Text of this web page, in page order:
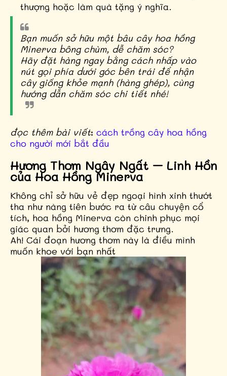
thượng hoặc làm quà tặng ý nghĩa.
Bạn muốn sở hữu một bâu cây hoa hồng
Minerva bông chùm, dễ chăm sóc?
Hãy đặt hàng ngay bằng cách nhấp vào
nút gọi phía dưới góc bên trái để nhận
cây giống khỏe mạnh (hàng ghép), cùng
hướng dẫn chăm sóc chi tiết nhé!
đọc thêm bài viết: cách trồng cây hoa hồng
cho người mới bắt đầu
Hương Thơm Ngây Ngất – Linh Hồn
của Hoa Hồng Minerva
Không chỉ sở hữu vẻ đẹp ngoại hình xinh thướt
tha như nàng tiên bước ra từ câu chuyện cổ
tích, hoa hồng Minerva còn chinh phục mọi
giác quan bởi hương thơm đặc trưng.
Ah! Cái đoạn hương thơm này là điều mình
muốn khoe với bạn nhất